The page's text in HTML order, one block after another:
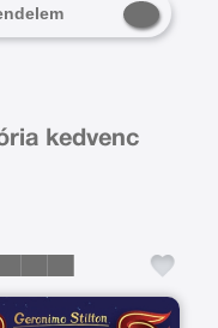
kedvenc